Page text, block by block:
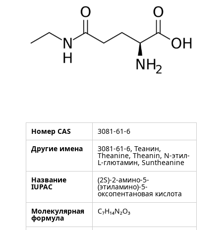
Номер CAS
3081-61-6
Другие имена
3081-61-6, Теанин,
Theanine, Theanin, N-этил-
L-глютамин, Suntheanine
Название
IUPAC
(2S)-2-амино-5-
(этиламино)-5-
оксопентановая кислота
Молекулярная
формула
C₇H₁₄N₂O₃